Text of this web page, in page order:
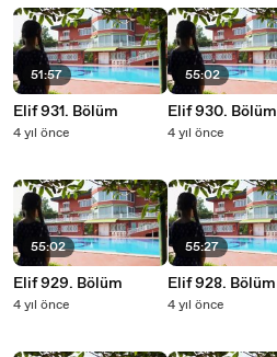
51:57
Elif 931. Bölüm
4 yıl önce
55:02
Elif 929. Bölüm
4 yıl önce
55:02
Elif 930. Bölüm
4 yıl önce
55:27
Elif 928. Bölüm
4 yıl önce